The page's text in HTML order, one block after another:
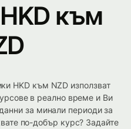
към
HKD към NZD използват
в реално време и Ви
за минали периоди за
по-добър курс? Задайте